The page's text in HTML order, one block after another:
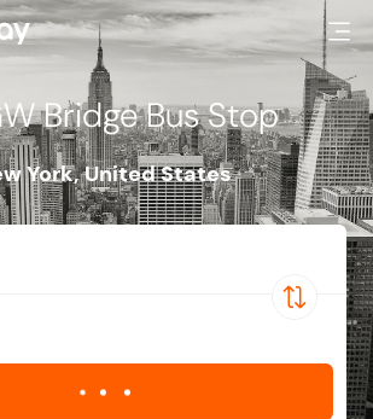
Bridge Bus Stop
York,United States